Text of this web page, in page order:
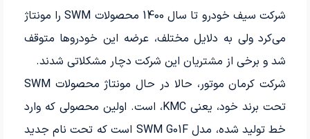
شرکت سیف خودرو تا سال 1400 محصولات SWM را مونتاژ
می‌کرد ولی به دلایل مختلف، عرضه این خودروها متوقف
شد و برخی از مشتریان این شرکت دچار مشکلاتی شدند.
شرکت کرمان موتور، حالا در حال مونتاژ محصولات SWM
تحت برند خود، یعنی KMC، است. اولین محصولی که وارد
خط تولید شده، مدل SWM G01F است که تحت نام جدید